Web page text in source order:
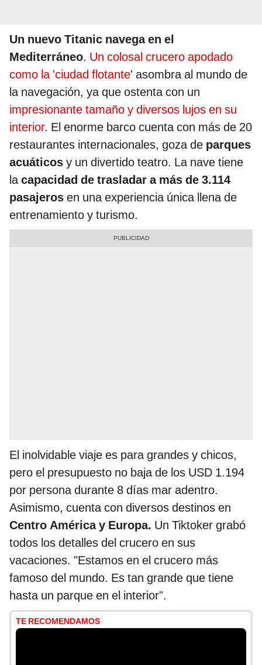
Un nuevo Titanic navega en el
Mediterráneo. Un colosal crucero apodado
como la 'ciudad flotante' asombra al mundo de
la navegación, ya que ostenta con un
impresionante tamaño y diversos lujos en su
interior. El enorme barco cuenta con más de 20
restaurantes internacionales, goza de parques
acuáticos y un divertido teatro. La nave tiene
lacapacidad de trasladar a más de 3.114
pasajeros en una experiencia única llena de
entrenamiento y turismo.
El inolvidable viaje es para grandes y chicos,
pero el presupuesto no baja de los USD 1.194
por persona durante 8 días mar adentro.
Asimismo, cuenta con diversos destinos en
Centro América y Europa. Un Tiktoker grabó
todos los detalles del crucero en sus
vacaciones. "Estamos en el crucero más
famoso del mundo. Es tan grande que tiene
hasta un parque en el interior".
TE RECOMENDAMOS